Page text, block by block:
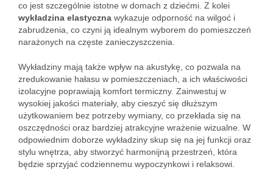
co jest szczególnie istotne w domach z dziećmi. Z kolei
wykładzina elastyczna wykazuje odporność na wilgoć i
zabrudzenia, co czyni ją idealnym wyborem do pomieszczeń
narażonych na częste zanieczyszczenia.
Wykładziny mają także wpływ na akustykę, co pozwala na
zredukowanie hałasu w pomieszczeniach, a ich właściwości
izolacyjne poprawiają komfort termiczny. Zainwestuj w
wysokiej jakości materiały, aby cieszyć się dłuższym
użytkowaniem bez potrzeby wymiany, co przekłada się na
oszczędności oraz bardziej atrakcyjne wrażenie wizualne. W
odpowiednim doborze wykładziny skup się na jej funkcji oraz
stylu wnętrza, aby stworzyć harmonijną przestrzeń, która
będzie sprzyjać codziennemu wypoczynkowi i relaksowi.